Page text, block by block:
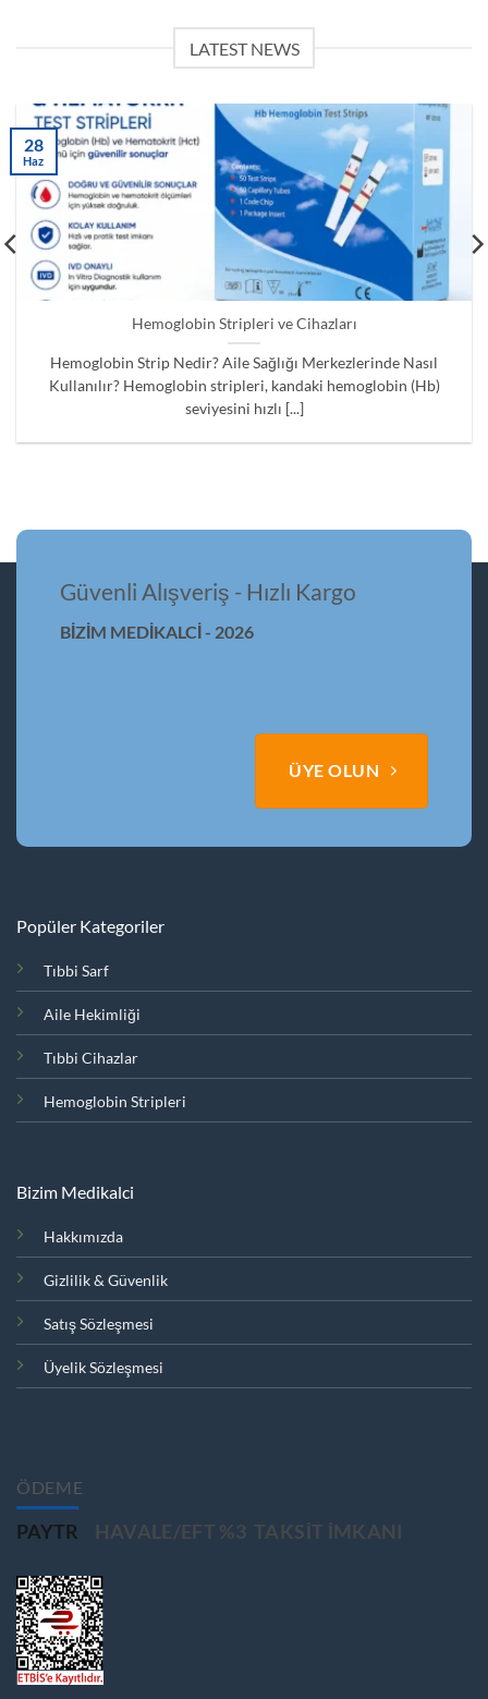
LATEST NEWS
Hemoglobin Stripleri ve Cihazları
Hemoglobin Strip Nedir? Aile Sağlığı Merkezlerinde Nasıl
Kullanılır? Hemoglobin stripleri, kandaki hemoglobin (Hb)
seviyesini hızlı [...]
28
Haz
Güvenli Alışveriş - Hızlı Kargo
BİZİM MEDİKALCİ - 2026
ÜYE OLUN
Popüler Kategoriler
Tıbbi Sarf
Aile Hekimliği
Tıbbi Cihazlar
Hemoglobin Stripleri
Bizim Medikalci
Hakkımızda
Gizlilik & Güvenlik
Satış Sözleşmesi
Üyelik Sözleşmesi
ÖDEME
PAYTR HAVALE/EFT %3 TAKSIT IMKANI